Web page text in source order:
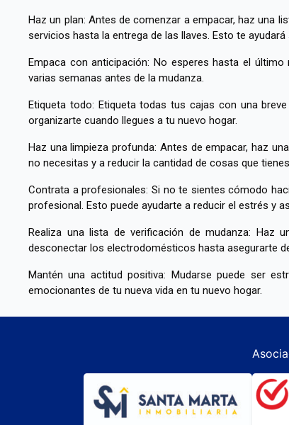
Haz un plan: Antes de comenzar a empacar, haz una
servicios hasta la entrega de las llaves. Esto te
Empaca con anticipación: No esperes hasta el
varias semanas antes de la mudanza.
Etiqueta todo: Etiqueta todas tus cajas con una
organizarte cuando llegues a tu nuevo hogar.
Haz una limpieza profunda: Antes de empacar, haz
no necesitas y a reducir la cantidad de cosas que
Contrata a profesionales: Si no te sientes cómodo
profesional. Esto puede ayudarte a reducir el estrés y
Realiza una lista de verificación de mudanza: Haz
desconectar los electrodomésticos hasta asegurarte
Mantén una actitud positiva: Mudarse puede ser
emocionantes de tu nueva vida en tu nuevo hogar.